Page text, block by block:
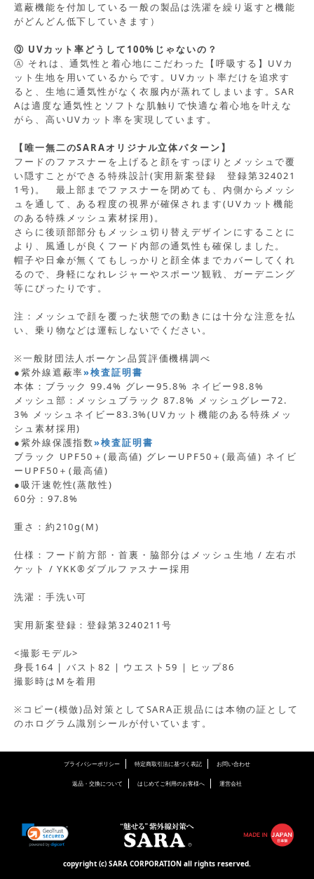
遮蔽機能を付加している一般の製品は洗濯を繰り返すと機能
がどんどん低下していきます）
Ⓠ UVカット率どうして100%じゃないの？
Ⓐ それは、通気性と着心地にこだわった【呼吸する】UVカ
ット生地を用いているからです。UVカット率だけを追求す
ると、生地に通気性がなく衣服内が蒸れてしまいます。SAR
Aは適度な通気性とソフトな肌触りで快適な着心地を叶えな
がら、高いUVカット率を実現しています。
【唯一無二のSARAオリジナル立体パターン】
フードのファスナーを上げると顔をすっぽりとメッシュで覆
い隠すことができる特殊設計(実用新案登録 登録第324021
1号)。 最上部までファスナーを閉めても、内側からメッシ
ュを通して、ある程度の視界が確保されます(UVカット機能
のある特殊メッシュ素材採用)。
さらに後頭部部分もメッシュ切り替えデザインにすることに
より、風通しが良くフード内部の通気性も確保しました。
帽子や日傘が無くてもしっかりと顔全体までカバーしてくれ
るので、身軽になれレジャーやスポーツ観戦、ガーデニング
等にぴったりです。
注：メッシュで顔を覆った状態での動きには十分な注意を払
い、乗り物などは運転しないでください。
※一般財団法人ボーケン品質評価機構調べ
●紫外線遮蔽率»検査証明書
本体：ブラック 99.4% グレー95.8% ネイビー98.8%
メッシュ部：メッシュブラック 87.8% メッシュグレー72.
3% メッシュネイビー83.3%(UVカット機能のある特殊メッ
シュ素材採用)
●紫外線保護指数»検査証明書
ブラック UPF50＋(最高値) グレーUPF50＋(最高値) ネイビ
ーUPF50＋(最高値)
●吸汗速乾性(蒸散性)
60分：97.8%
重さ：約210g(M)
仕様：フード前方部・首裏・脇部分はメッシュ生地 / 左右ポ
ケット / YKK®ダブルファスナー採用
洗濯：手洗い可
実用新案登録：登録第3240211号
<撮影モデル>
身長164 | バスト82 | ウエスト59 | ヒップ86
撮影時はMを着用
※コピー(模倣)品対策としてSARA正規品には本物の証として
のホログラム識別シールが付いています。
プライバシーポリシー 特定商取引法に基づく表記 お問い合わせ
返品・交換について はじめてご利用のお客様へ 運営会社
copyright (c) SARA CORPORATION all rights reserved.